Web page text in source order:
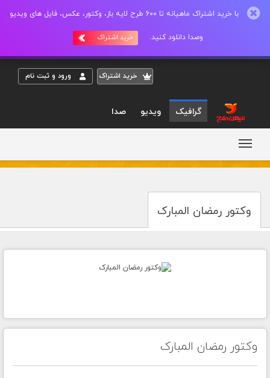
با خرید اشتراک ماهیانه تا 600 طرح لایه باز، وکتور، عکس، فایل های ویدیو
وصدا دانلود کنید. خرید اشتراک
خريد اشتراک ورود و ثبت نام
گرافیک ویدیو صدا
وکتور رمضان المبارک
وکتور رمضان المبارک